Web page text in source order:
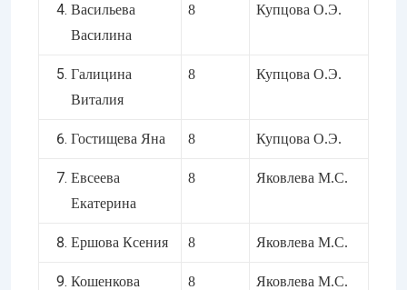
Васильева
Василина
8 Купцова О.Э.
Галицина
Виталия
8 Купцова О.Э.
Гостищева Яна 8 Купцова О.Э.
Евсеева
Екатерина
8 Яковлева М.С.
Ершова Ксения 8 Яковлева М.С.
Кошенкова
8 Яковлева М.С.